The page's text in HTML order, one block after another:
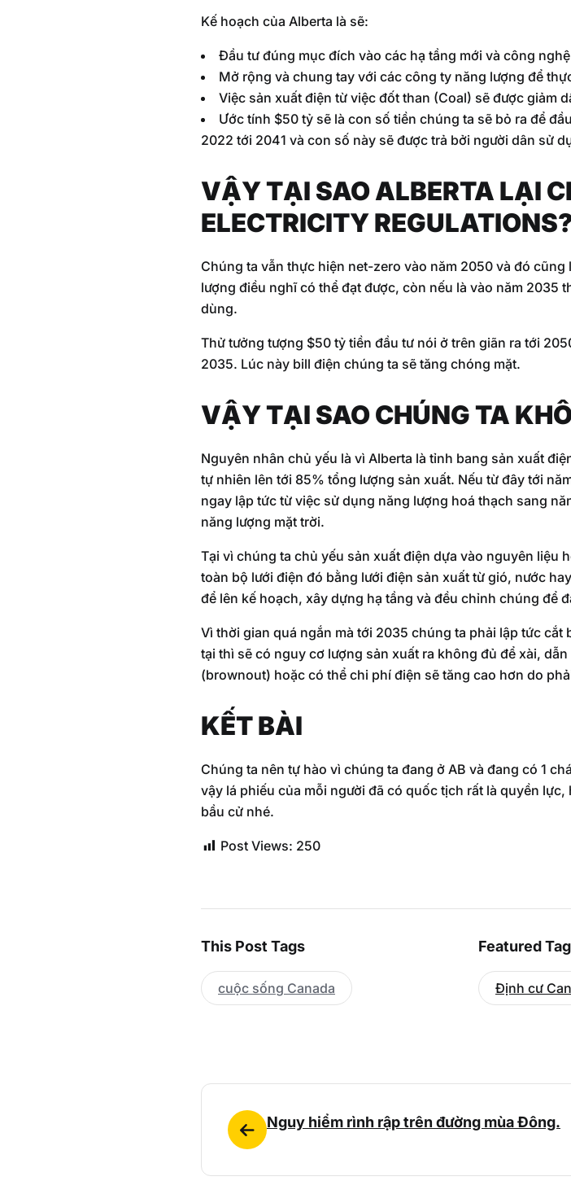
Kế hoạch của Alberta là sẽ:
Đầu tư đúng mục đích vào các hạ tầng mới và công
Mở rộng và chung tay với các công ty năng lượng để
Việc sản xuất điện từ việc đốt than (Coal) sẽ được giảm
Ước tính $50 tỷ sẽ là con số tiền chúng ta sẽ bỏ ra để
2022 tới 2041 và con số này sẽ được trả bởi người dân sử
VẬY TẠI SAO ALBERTA LẠI
ELECTRICITY
Chúng ta vẫn thực hiện net-zero vào năm 2050 và đó
lượng điều nghĩ có thể đạt được, còn nếu là vào năm 2035
dùng.
Thử tưởng tượng $50 tỷ tiền đầu tư nói ở trên giãn ra tới
2035. Lúc này bill điện chúng ta sẽ tăng chóng mặt.
VẬY TẠI SAO CHÚNG TA
Nguyên nhân chủ yếu là vì Alberta là tỉnh bang sản xuất
tự nhiên lên tới 85% tổng lượng sản xuất. Nếu từ đây tới
ngay lập tức từ việc sử dụng năng lượng hoá thạch sang
năng lượng mặt trời.
Tại vì chúng ta chủ yếu sản xuất điện dựa vào nguyên liệu
toàn bộ lưới điện đó bằng lưới điện sản xuất từ gió, nước
để lên kế hoạch, xây dựng hạ tầng và đều chỉnh chúng để
Vì thời gian quá ngắn mà tới 2035 chúng ta phải lập tức
tại thì sẽ có nguy cơ lượng sản xuất ra không đủ để xài,
(brownout) hoặc có thể chi phí điện sẽ tăng cao hơn do
KẾT BÀI
Chúng ta nên tự hào vì chúng ta đang ở AB và đang có 1
vậy lá phiếu của mỗi người đã có quốc tịch rất là quyền
bầu cử nhé.
Post Views: 250
This Post Tags
cuộc sống Canada
Featured Tag
Định cư
Nguy hiểm rình rập trên đường mùa Đông.